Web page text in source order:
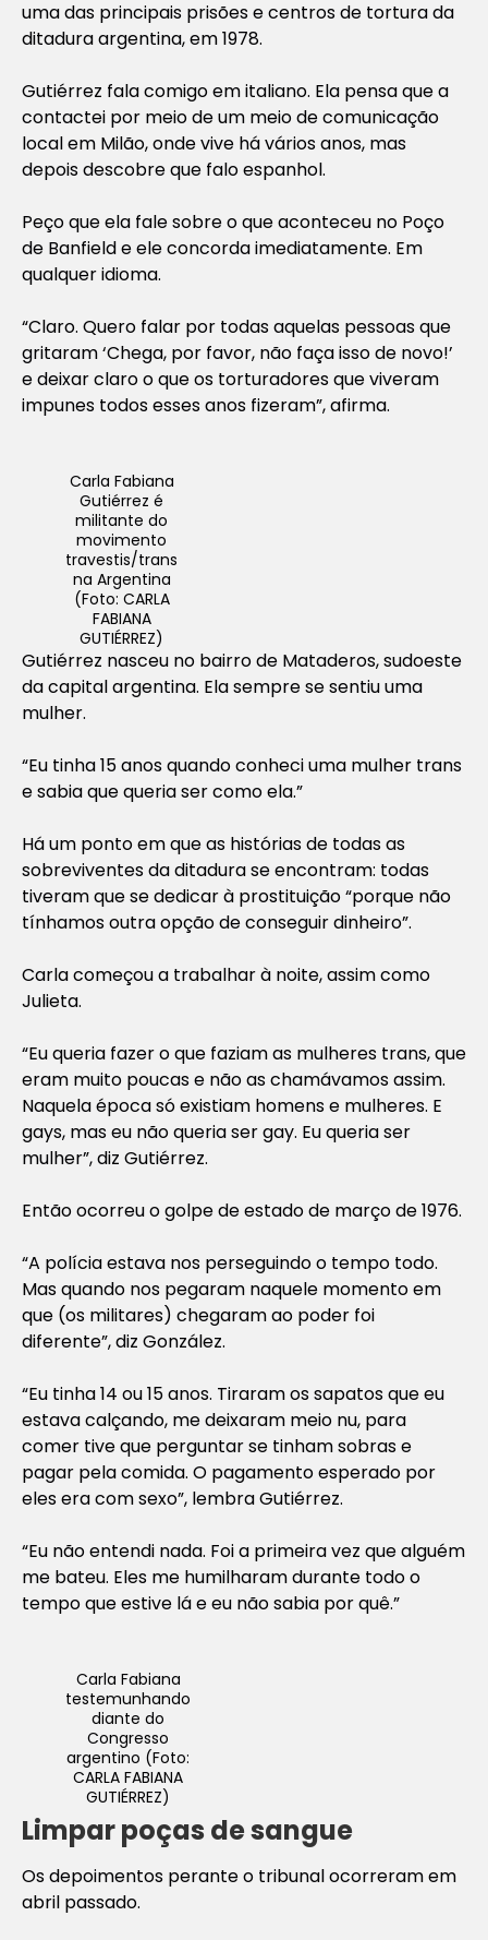
uma das principais prisões e centros de tortura da
ditadura argentina, em 1978.
Gutiérrez fala comigo em italiano. Ela pensa que a
contactei por meio de um meio de comunicação
local em Milão, onde vive há vários anos, mas
depois descobre que falo espanhol.
Peço que ela fale sobre o que aconteceu no Poço
de Banfield e ele concorda imediatamente. Em
qualquer idioma.
“Claro. Quero falar por todas aquelas pessoas que
gritaram ‘Chega, por favor, não faça isso de novo!’
e deixar claro o que os torturadores que viveram
impunes todos esses anos fizeram”, afirma.
Carla Fabiana
Gutiérrez é
militante do
movimento
travestis/trans
na Argentina
(Foto: CARLA
FABIANA
GUTIÉRREZ)
Gutiérrez nasceu no bairro de Mataderos, sudoeste
da capital argentina. Ela sempre se sentiu uma
mulher.
“Eu tinha 15 anos quando conheci uma mulher trans
e sabia que queria ser como ela.”
Há um ponto em que as histórias de todas as
sobreviventes da ditadura se encontram: todas
tiveram que se dedicar à prostituição “porque não
tínhamos outra opção de conseguir dinheiro”.
Carla começou a trabalhar à noite, assim como
Julieta.
“Eu queria fazer o que faziam as mulheres trans, que
eram muito poucas e não as chamávamos assim.
Naquela época só existiam homens e mulheres. E
gays, mas eu não queria ser gay. Eu queria ser
mulher”, diz Gutiérrez.
Então ocorreu o golpe de estado de março de 1976.
“A polícia estava nos perseguindo o tempo todo.
Mas quando nos pegaram naquele momento em
que (os militares) chegaram ao poder foi
diferente”, diz González.
“Eu tinha 14 ou 15 anos. Tiraram os sapatos que eu
estava calçando, me deixaram meio nu, para
comer tive que perguntar se tinham sobras e
pagar pela comida. O pagamento esperado por
eles era com sexo”, lembra Gutiérrez.
“Eu não entendi nada. Foi a primeira vez que alguém
me bateu. Eles me humilharam durante todo o
tempo que estive lá e eu não sabia por quê.”
Carla Fabiana
testemunhando
diante do
Congresso
argentino (Foto:
CARLA FABIANA
GUTIÉRREZ)
Limpar poças de sangue
Os depoimentos perante o tribunal ocorreram em
abril passado.